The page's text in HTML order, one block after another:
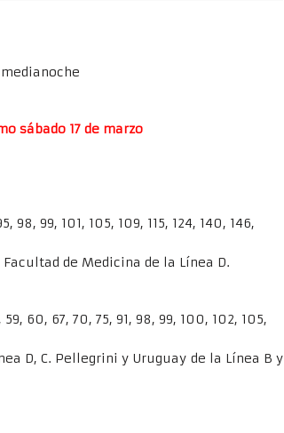
sábado 17 de marzo
98, 99, 101, 105, 109, 115, 124, 140, 146,
de Medicina de la Línea D.
60, 67, 70, 75, 91, 98, 99, 100, 102, 105,
D, C. Pellegrini y Uruguay de la Línea B y